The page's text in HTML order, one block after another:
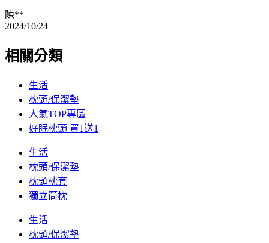
陳**
2024/10/24
相關分類
生活
枕頭/保潔墊
人氣TOP專區
好眠枕頭 買1送1
生活
枕頭/保潔墊
枕頭枕套
獨立筒枕
生活
枕頭/保潔墊